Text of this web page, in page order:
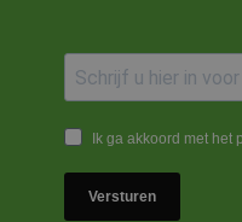
Ik ga akkoord met het
Versturen